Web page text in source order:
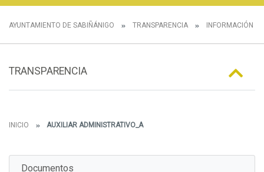
AYUNTAMIENTO DE SABIÑÁNIGO TRANSPARENCIA INFORMACIÓN
TRANSPARENCIA
INICIO AUXILIAR ADMINISTRATIVO_A
Documentos